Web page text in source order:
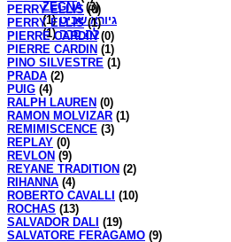
ZEGNA(3)
גיורא שביט(1)
לה סרה(1)
PERRY ELLIS (0)
PERRY ELLIS(1)
PIERRE CARDIN(0)
PIERRE CARDIN (1)
PINO SILVESTRE (1)
PRADA (2)
PUIG (4)
RALPH LAUREN (0)
RAMON MOLVIZAR (1)
REMIMISCENCE (3)
REPLAY (0)
REVLON (9)
REYANE TRADITION (2)
RIHANNA (4)
ROBERTO CAVALLI (10)
ROCHAS (13)
SALVADOR DALI (19)
SALVATORE FERAGAMO (9)